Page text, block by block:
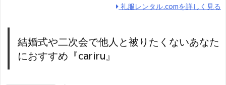
礼服レンタル.comを詳しく見る
結婚式や二次会で他人と被りたくないあなた
におすすめ『cariru』